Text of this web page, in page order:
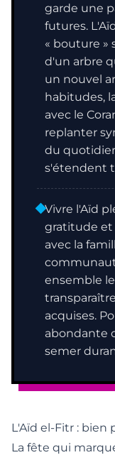
garde une
futures.
« bouture »
d'un arbre
un nouvel
habitudes,
avec le
replanter
du
s'étendent
Vivre l'Aïd
gratitude et
avec la
ensemble
acquises.
abondante
semer
L'Aïd el-Fitr : bien
La fête qui